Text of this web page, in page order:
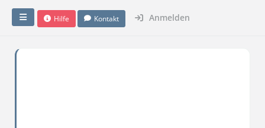
Hilfe Kontakt Anmelden